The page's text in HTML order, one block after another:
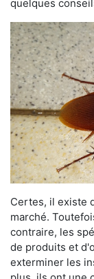
quelques
Certes, il existe
marché.
contraire, les
de produits et
exterminer les